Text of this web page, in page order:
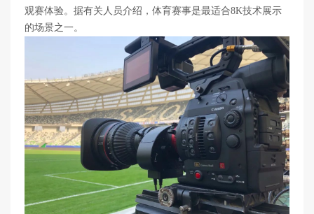
观赛体验。据有关人员介绍，体育赛事是最适合8K技术展示
的场景之一。